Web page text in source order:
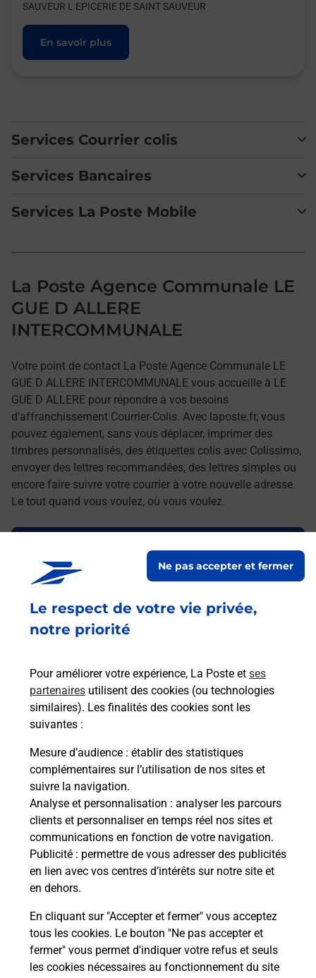
Le respect de votre vie privée,
notre priorité
Pour améliorer votre expérience, La Poste et ses
partenaires utilisent des cookies (ou technologies
similaires). Les finalités des cookies sont les
suivantes :
Mesure d’audience : établir des statistiques
complémentaires sur l’utilisation de nos sites et
suivre la navigation.
Analyse et personnalisation : analyser les parcours
clients et personnaliser en temps réel nos sites et
communications en fonction de votre navigation.
Publicité : permettre de vous adresser des publicités
en lien avec vos centres d’intérêts sur notre site et
en dehors.
En cliquant sur "Accepter et fermer" vous acceptez
tous les cookies. Le bouton "Ne pas accepter et
fermer" vous permet d'indiquer votre refus et seuls
les cookies nécessaires au fonctionnement du site
Ne pas accepter et fermer
SAUVEUR L EPICERIE DE SAINT SAUVEUR
En savoir plus
Services Courrier colis
Services Bancaires
Services La Poste Mobile
La Poste Agence Communale LE
GUE D ALLERE
INTERCOMMUNALE
Votre point de contact La Poste Agence Communale LE
GUE D ALLERE INTERCOMMUNALE vous accueille à LE
GUE D ALLERE pour répondre à vos besoins
d'affranchissement Courrier-Colis. Avec laposte.fr, vous
pouvez également, sans vous déplacer, imprimer des
timbres personnalisés, des étiquettes colis avec Colissimo,
envoyer des lettres recommandées, des lettres simples ou
encore faire suivre votre courrier à votre nouvelle adresse.
Le tout quand vous voulez, où vous voulez.
La Poste
LE GUE D ALLERE
LE GUE D ALLERE INTERCOMMUNALE